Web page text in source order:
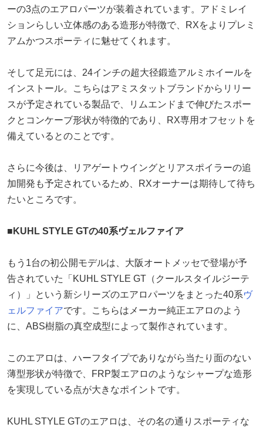
ーの3点のエアロパーツが装着されています。アドミレイ
ションらしい立体感のある造形が特徴で、RXをよりプレミ
アムかつスポーティに魅せてくれます。
そして足元には、24インチの超大径鍛造アルミホイールを
インストール。こちらはアミスタットブランドからリリー
スが予定されている製品で、リムエンドまで伸びたスポー
クとコンケーブ形状が特徴的であり、RX専用オフセットを
備えているとのことです。
さらに今後は、リアゲートウイングとリアスポイラーの追
加開発も予定されているため、RXオーナーは期待して待ち
たいところです。
■KUHL STYLE GTの40系ヴェルファイア
もう1台の初公開モデルは、大阪オートメッセで登場が予
告されていた「KUHL STYLE GT（クールスタイルジーテ
ィ）」という新シリーズのエアロパーツをまとった40系ヴ
ェルファイアです。こちらはメーカー純正エアロのよう
に、ABS樹脂の真空成型によって製作されています。
このエアロは、ハーフタイプでありながら当たり面のない
薄型形状が特徴で、FRP製エアロのようなシャープな造形
を実現している点が大きなポイントです。
KUHL STYLE GTのエアロは、その名の通りスポーティな